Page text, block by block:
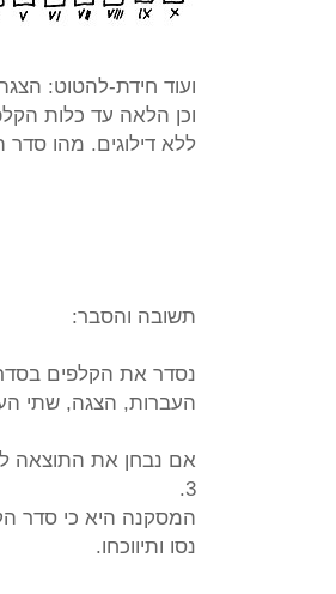
ועוד חידת-להטוט:
וכן הלאה עד כלות
ללא דילוגים. מהו
תשובה והסבר:
נסדר את הקלפים בסדר עולה מ-1 עד-10, ונבצע
העברות, הצגה, שתי
אם נבחן את התוצאה
3.
המסקנה היא כי סדר
נסו ותיווכחו.